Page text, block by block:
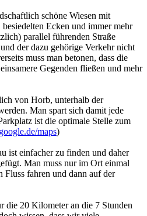
schöne Wiesen mit
Ecken und immer mehr
parallel führenden Straße
der dazu gehörige Verkehr nicht
muss man betonen, dass die
Gegenden fließen und mehr
von Horb, unterhalb der
Man spart sich damit jede
ist die optimale Stelle zum
maps)
ist einfacher zu finden und daher
Man muss nur im Ort einmal
Fluss fahren und dann auf der
die 20 Kilometer an die 7 Stunden